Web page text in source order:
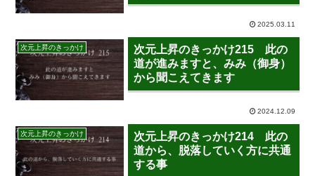
2025.03.11
次元上昇のきっかけ
次元上昇のきっかけ215 此の
道が進みますと、みみ（御身）
から聞こえてきます
2024.12.09
次元上昇のきっかけ
次元上昇のきっかけ214 此の
道から、脱落していく方に共通
する事